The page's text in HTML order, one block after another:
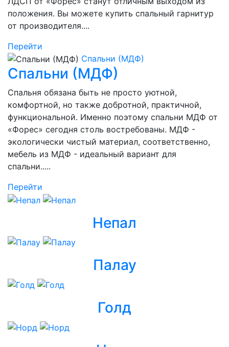
положения. Вы можете купить спальный гарнитур
от производителя....
Перейти
Спальни (МДФ)
Спальни (МДФ)
Спальня обязана быть не просто уютной,
комфортной, но также добротной, практичной,
функциональной. Именно поэтому спальни МДФ от
«Форес» сегодня столь востребованы. МДФ -
экологически чистый материал, соответственно,
мебель из МДФ - идеальный вариант для
спальни.....
Перейти
Непал
Палау
Голд